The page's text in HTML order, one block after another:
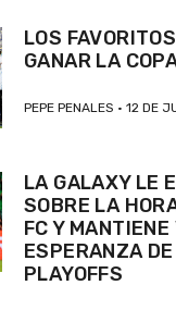
LOS
GANAR LA
PEPE PENALES 12 DE
LA GALAXY LE
SOBRE LA
FC Y
ESPERANZA
PLAYOFFS